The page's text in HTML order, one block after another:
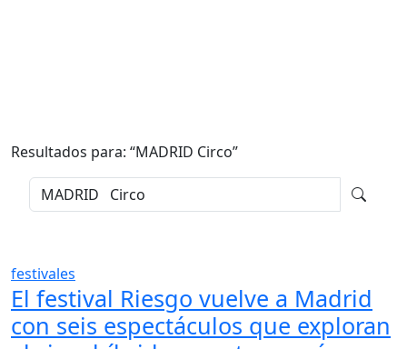
Resultados para: “MADRID Circo”
festivales
El festival Riesgo vuelve a Madrid
con seis espectáculos que exploran